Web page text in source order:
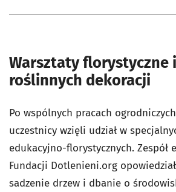
Warsztaty florystyczne
roślinnych dekoracji
Po wspólnych pracach
uczestnicy wzięli udział w
edukacyjno-florystycznych. Zespół
Fundacji Dotlenieni.org
sadzenie drzew i dbanie o